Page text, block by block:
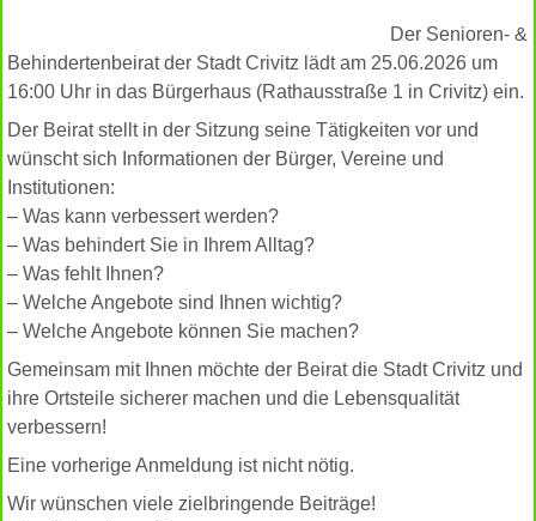
Der Senioren- &
Behindertenbeirat der Stadt Crivitz lädt am 25.06.2026 um
16:00 Uhr in das Bürgerhaus (Rathausstraße 1 in Crivitz) ein.
Der Beirat stellt in der Sitzung seine Tätigkeiten vor und
wünscht sich Informationen der Bürger, Vereine und
Institutionen:
– Was kann verbessert werden?
– Was behindert Sie in Ihrem Alltag?
– Was fehlt Ihnen?
– Welche Angebote sind Ihnen wichtig?
– Welche Angebote können Sie machen?
Gemeinsam mit Ihnen möchte der Beirat die Stadt Crivitz und
ihre Ortsteile sicherer machen und die Lebensqualität
verbessern!
Eine vorherige Anmeldung ist nicht nötig.
Wir wünschen viele zielbringende Beiträge!